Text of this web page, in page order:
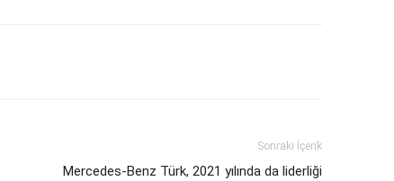
Sonraki İçerik
Mercedes-Benz Türk, 2021 yılında da liderliği